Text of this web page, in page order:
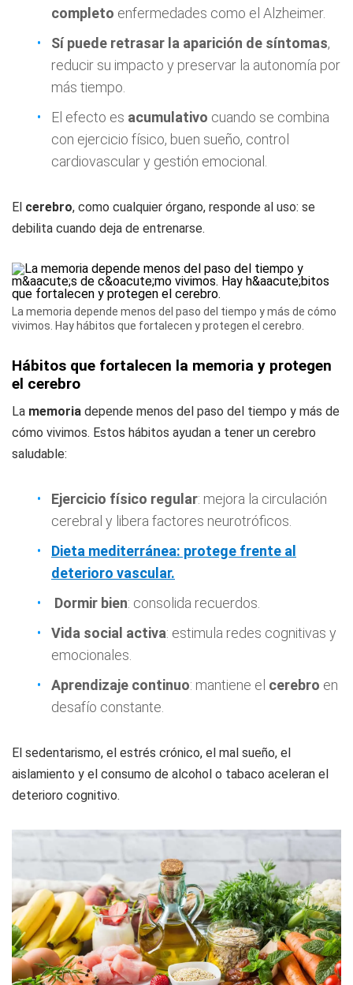
completo enfermedades como el Alzheimer.
Sí puede retrasar la aparición de síntomas,
reducir su impacto y preservar la autonomía por
más tiempo.
El efecto es acumulativo cuando se combina
con ejercicio físico, buen sueño, control
cardiovascular y gestión emocional.
El cerebro, como cualquier órgano, responde al uso: se
debilita cuando deja de entrenarse.
La memoria depende menos del paso del tiempo y más de cómo
vivimos. Hay hábitos que fortalecen y protegen el cerebro.
Hábitos que fortalecen la memoria y protegen
el cerebro
La memoria depende menos del paso del tiempo y más de
cómo vivimos. Estos hábitos ayudan a tener un cerebro
saludable:
Ejercicio físico regular: mejora la circulación
cerebral y libera factores neurotróficos.
Dieta mediterránea: protege frente al
deterioro vascular.
Dormir bien: consolida recuerdos.
Vida social activa: estimula redes cognitivas y
emocionales.
Aprendizaje continuo: mantiene el cerebro en
desafío constante.
El sedentarismo, el estrés crónico, el mal sueño, el
aislamiento y el consumo de alcohol o tabaco aceleran el
deterioro cognitivo.